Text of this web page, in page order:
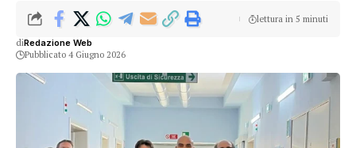
diRedazione Web
Pubblicato 4 Giugno 2026
lettura in 5 minuti